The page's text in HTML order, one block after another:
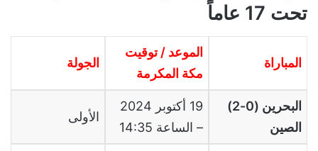
تحت 17 عاماً
المباراة
الموعد / توقيت
مكة المكرمة
الجولة
البحرين (0-2)
الصين
19 أكتوبر 2024
– الساعة 14:35
الأولى